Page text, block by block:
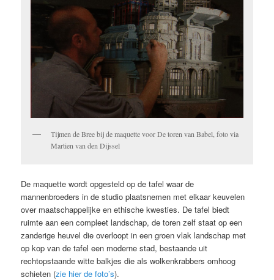
Tijmen de Bree bij de maquette voor De toren van Babel, foto via
Martien van den Dijssel
De maquette wordt opgesteld op de tafel waar de
mannenbroeders in de studio plaatsnemen met elkaar keuvelen
over maatschappelijke en ethische kwesties. De tafel biedt
ruimte aan een compleet landschap, de toren zelf staat op een
zanderige heuvel die overloopt in een groen vlak landschap met
op kop van de tafel een moderne stad, bestaande uit
rechtopstaande witte balkjes die als wolkenkrabbers omhoog
schieten (zie hier de foto’s).